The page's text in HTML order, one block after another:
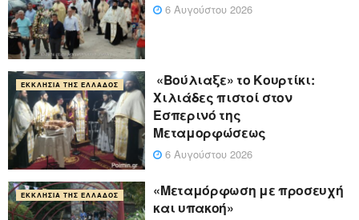
6 Αυγούστου 2026
ΕΚΚΛΗΣΊΑ ΤΗΣ ΕΛΛΆΔΟΣ
«Βούλιαξε» το Κουρτίκι:
Χιλιάδες πιστοί στον
Εσπερινό της
Μεταμορφώσεως
6 Αυγούστου 2026
ΕΚΚΛΗΣΊΑ ΤΗΣ ΕΛΛΆΔΟΣ
«Μεταμόρφωση με προσευχή
και υπακοή»